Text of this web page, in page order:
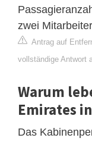
zwei
Antrag auf
vollständige Antwort
Warum
Emirates
Das